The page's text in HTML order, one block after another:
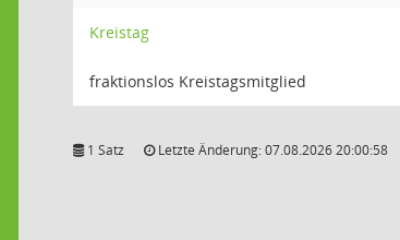
Kreistag
fraktionslos Kreistagsmitglied
1 Satz Letzte Änderung: 07.08.2026 20:00:58